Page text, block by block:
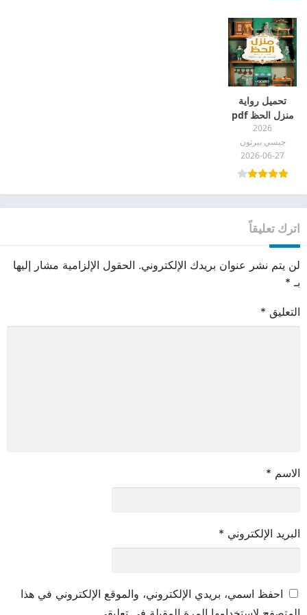
تحميل رواية
منزل الحظ pdf
2026
جيسي بيرتون
2026-06-27
اترك تعليقاً
لن يتم نشر عنوان بريدك الإلكتروني. الحقول الإلزامية مشار إليها
بـ *
التعليق *
الاسم *
البريد الإلكتروني *
احفظ اسمي، بريدي الإلكتروني، والموقع الإلكتروني في هذا